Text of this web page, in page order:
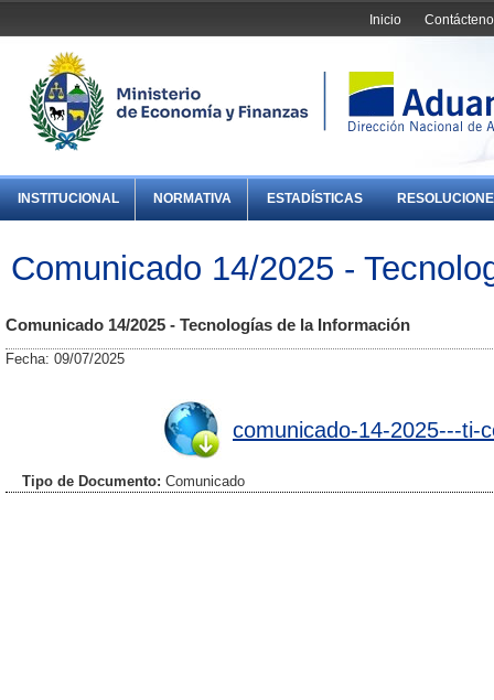
Inicio
INSTITUCIONAL NORMATIVA ESTADÍSTICAS
Comunicado 14/2025 -
Comunicado 14/2025 - Tecnologías de la Información
Fecha: 09/07/2025
comunicado-14-2025---ti-
Tipo de Documento: Comunicado